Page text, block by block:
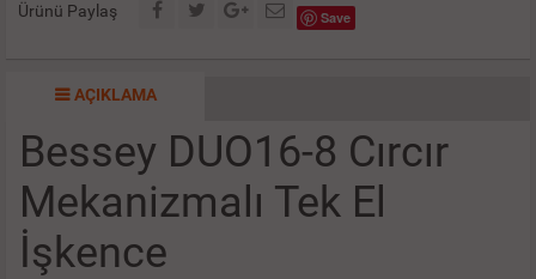
Ürünü Paylaş Save
AÇIKLAMA
Bessey DUO16-8 Cırcır
Mekanizmalı Tek El
İşkence